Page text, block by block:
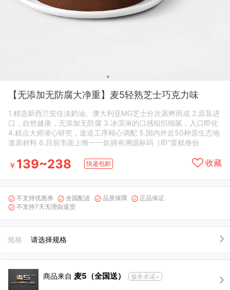
【无添加无防腐大净重】麦5轻熟芝士巧克力味
1.精选新西兰安佳淡奶油、澳大利亚MG芝士分次蒸烤而成 2.原装进
口，自然健康，无添加无防腐 3.冰淇淋的口感组织细腻，入口即化
4.糕点大师潜心研究，道道工序精心调配 5.国内外近50种原生态地
道原材料 6.目前市面上唯一一款拥有溯源标码（即“蛋糕身份
￥ 139~238 快递包邮 收藏
 不支持优惠券  全国配送  品质保障  正品保证
 不支持7天无理由退货
规格 请选择规格
商品来自 麦5（全国送） 服务承诺>